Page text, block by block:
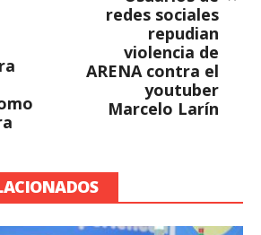
redes sociales
repudian
violencia de
ARENA contra el
youtuber
Marcelo Larín